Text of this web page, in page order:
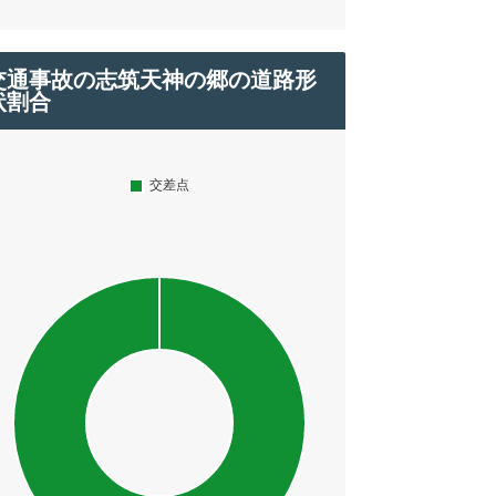
通事故の志筑天神の郷の道路形
割合